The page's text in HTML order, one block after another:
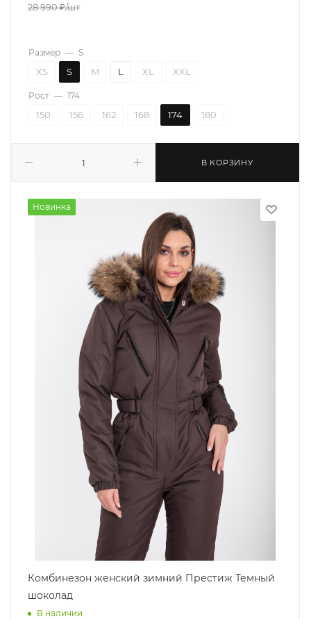
28 990₽/шт
В КОРЗИНУ
Размер — S
XS S M L XL XXL
Рост — 174
150 156 162 168 174 180
Новинка
Комбинезон женский зимний Престиж Темный
шоколад
В наличии